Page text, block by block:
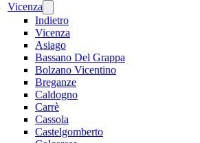
Vicenza
Indietro
Vicenza
Asiago
Bassano Del Grappa
Bolzano Vicentino
Breganze
Caldogno
Carrè
Cassola
Castelgomberto